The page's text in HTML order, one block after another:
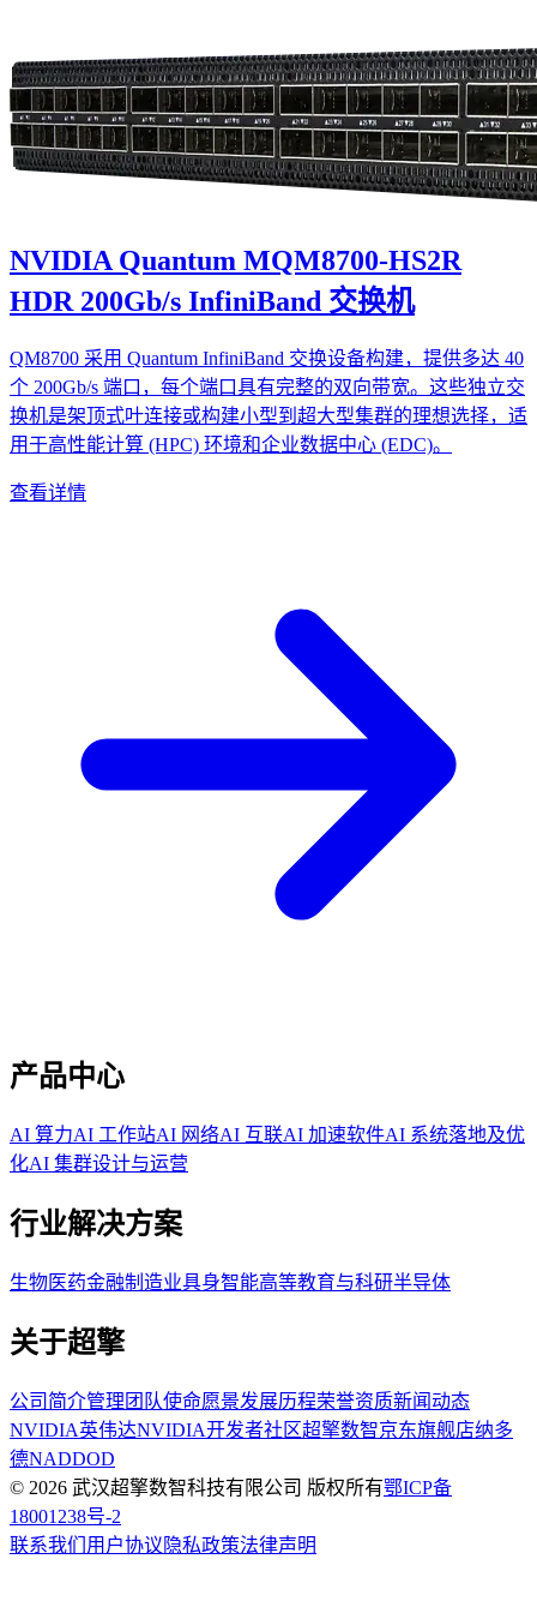
NVIDIA Quantum MQM8700-HS2R
HDR 200Gb/s InfiniBand 交换机
QM8700 采用 Quantum InfiniBand 交换设备构建，提供多达 40
个 200Gb/s 端口，每个端口具有完整的双向带宽。这些独立交
换机是架顶式叶连接或构建小型到超大型集群的理想选择，适
用于高性能计算 (HPC) 环境和企业数据中心 (EDC)。
查看详情
产品中心
AI 算力AI 工作站AI 网络AI 互联AI 加速软件AI 系统落地及优
化AI 集群设计与运营
行业解决方案
生物医药金融制造业具身智能高等教育与科研半导体
关于超擎
公司简介管理团队使命愿景发展历程荣誉资质新闻动态
NVIDIA英伟达NVIDIA开发者社区超擎数智京东旗舰店纳多
德NADDOD
© 2026 武汉超擎数智科技有限公司 版权所有鄂ICP备
18001238号-2
联系我们 用户协议 隐私政策法律声明